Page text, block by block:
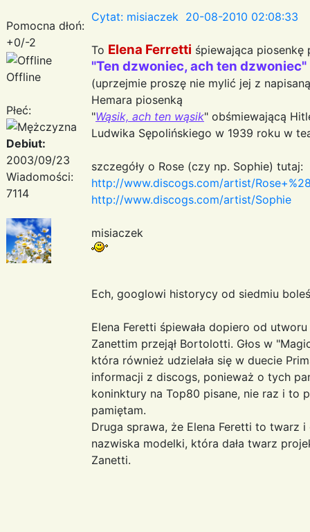
Pomocna dłoń:
+0/-2
Offline
Płeć:
Debiut:
2003/09/23
Wiadomości:
7114
Cytat: misiaczek 20-08-2010 02:08:33
To Elena Ferretti śpiewająca piosenkę
"Ten dzwoniec, ach ten dzwoniec"
(uprzejmie proszę nie mylić jej z
Hemara piosenką
"Wąsik, ach ten wąsik" obśmiewającą
Ludwika Sępolińskiego w 1939 roku w
szczegóły o Rose (czy np. Sophie) tutaj:
http://www.discogs.com/artist/
http://www.discogs.com/artist/Sophie
misiaczek
Ech, googlowi historycy od siedmiu
Elena Feretti śpiewała dopiero od
Zanettim przejął Bortolotti. Głos w
która również udzielała się w duecie
informacji z discogs, ponieważ o tych
koninktury na Top80 pisane, nie raz i to
pamiętam.
Druga sprawa, że Elena Feretti to twarz i
nazwiska modelki, która dała twarz
Zanetti.